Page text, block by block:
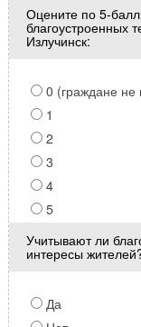
Оцените по 5-
благоустроенных
Излучинск:
0 (граждане не
1
2
3
4
5
Учитывают ли
интересы
Да